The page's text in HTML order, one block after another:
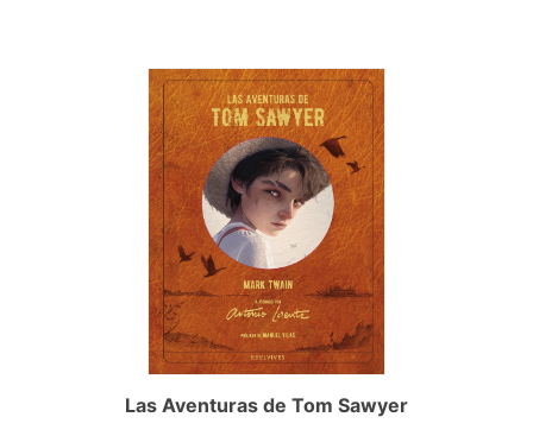
Las Aventuras de Tom Sawyer